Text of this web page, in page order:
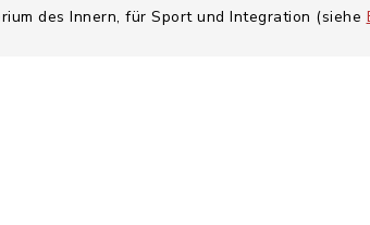
des Innern, für Sport und Integration (siehe